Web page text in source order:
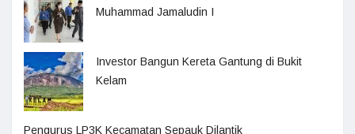
Muhammad Jamaludin I
Investor Bangun Kereta Gantung di Bukit
Kelam
Pengurus LP3K Kecamatan Sepauk Dilantik